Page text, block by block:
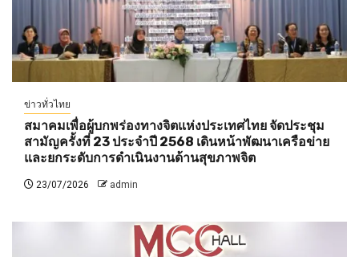
ข่าวทั่วไทย
สมาคมเพื่อผู้บกพร่องทางจิตแห่งประเทศไทย จัดประชุม
สามัญครั้งที่ 23 ประจำปี 2568 เดินหน้าพัฒนาเครือข่าย
และยกระดับการดำเนินงานด้านสุขภาพจิต
23/07/2026 admin